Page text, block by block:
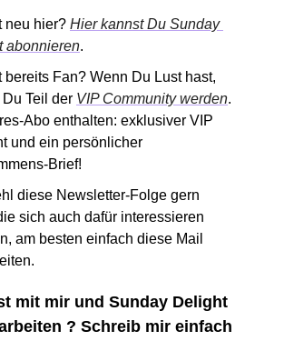
neu hier? Hier kannst Du Sunday
abonnieren.
bereits Fan? Wenn Du Lust hast,
Du Teil der VIP Community werden.
Abo enthalten: exklusiver VIP
und ein persönlicher
Brief!
diese Newsletter-Folge gern
sich auch dafür interessieren
am besten einfach diese Mail
mit mir und Sunday Delight
? Schreib mir einfach